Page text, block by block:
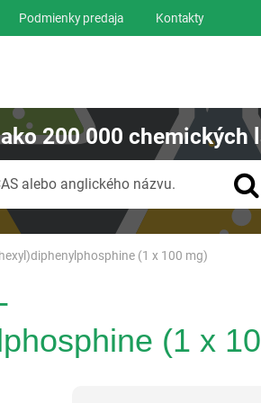
(1 x 100 mg)
(1 x
Podmienky predaja Kontakty
200 000 chemických
alebo anglického názvu.